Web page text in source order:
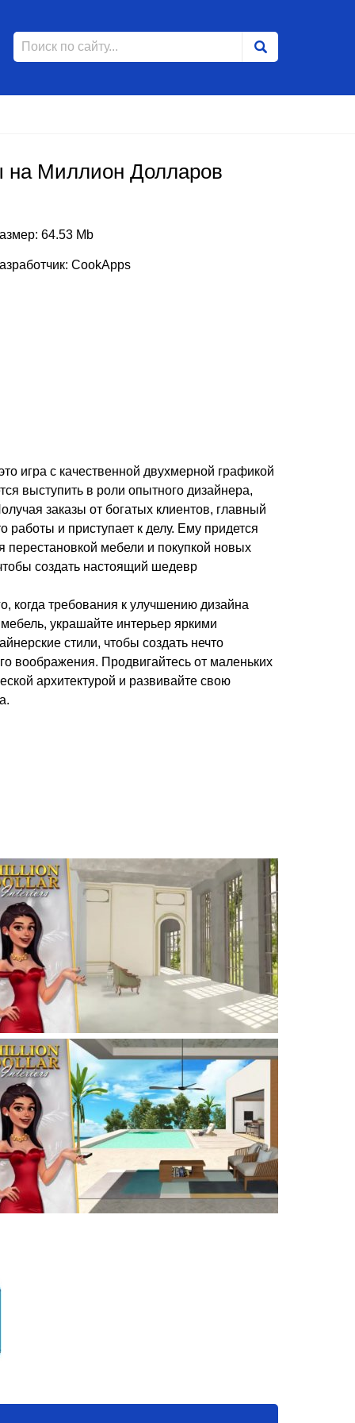
Миллион Долларов
64.53 Mb
CookApps
игра с качественной двухмерной графикой
выступить в роли опытного дизайнера,
заказы от богатых клиентов, главный
работы и приступает к делу. Ему придется
перестановкой мебели и покупкой новых
создать настоящий шедевр
когда требования к улучшению дизайна
украшайте интерьер яркими
стили, чтобы создать нечто
воображения. Продвигайтесь от маленьких
архитектурой и развивайте свою